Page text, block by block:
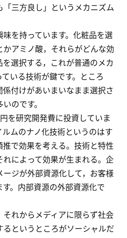
三方良し」というメカニズム
を持っています。化粧品を選
アミノ酸，それらがどんな効
選択する，これが普通のメカ
いる技術が鍵です。ところ
付けがあいまいなまま選択さ
のです。
を研究開発費に投資していま
ムのナノ化技術というのはす
で効果を考える。技術と特性
によって効果が生まれる。企
ジが外部資源化して，お客様
。内部資源の外部資源化で
れからメディアに限らず社会
というところがソーシャルだ